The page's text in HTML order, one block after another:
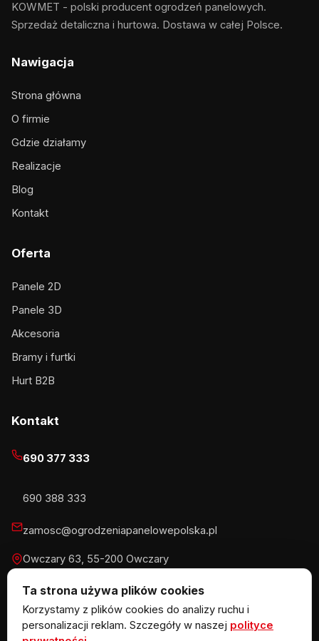
Ta strona używa plików cookies
Korzystamy z plików cookies do analizy ruchu i
personalizacji reklam. Szczegóły w naszej polityce
KOWMET - polski producent ogrodzeń panelowych.
Sprzedaż detaliczna i hurtowa. Dostawa w całej Polsce.
Nawigacja
Strona główna
O firmie
Gdzie działamy
Realizacje
Blog
Kontakt
Oferta
Panele 2D
Panele 3D
Akcesoria
Bramy i furtki
Hurt B2B
Kontakt
690 377 333
690 388 333
zamosc@ogrodzeniapanelowepolska.pl
Owczary 63, 55-200 Owczary
Pn-Pt 8-16, Sb 8-13:30